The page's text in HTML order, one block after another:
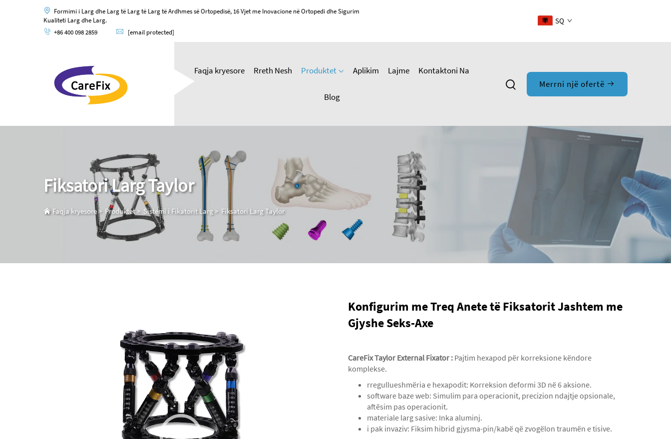
Formimi i Larg dhe Larg të Larg të Larg të Ardhmes së Ortopedisë, 16 Vjet me Inovacione në Ortopedi dhe Sigurim
Kualiteti Larg dhe Larg.
+86 400 098 2859
[email protected]
SQ
Faqja kryesore Rreth Nesh Produktet Aplikim Lajme Kontaktoni Na
Blog
Merrni një ofertë
Fiksatori Larg Taylor
Faqja kryesore> Produktet> Sistemi i Fikatorit Larg> Fiksatori Larg Taylor
Konfigurim me Treq Anete të Fiksatorit Jashtem me
Gjyshe Seks-Axe
CareFix Taylor External Fixator ‌: Pajtim hexapod për korreksione këndore
komplekse.
rregullueshmëria e hexapodit: Korreksion deformi 3D në 6 aksione.
software baze web: Simulim para operacionit, precizion ndajtje opsionale,
aftësim pas operacionit.
materiale larg sasive: Inka aluminj.
i pak invaziv: Fiksim hibrid gjysma-pin/kabë që zvogëlon traumën e tisive.